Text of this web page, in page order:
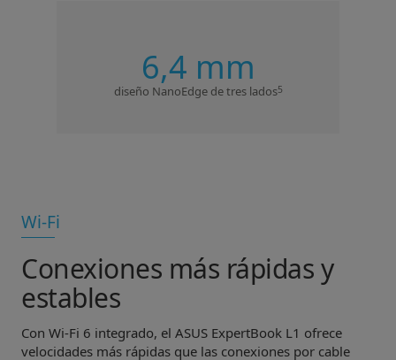
6,4 mm
diseño NanoEdge de tres lados5
Wi-Fi
Conexiones más rápidas y
estables
Con Wi-Fi 6 integrado, el ASUS ExpertBook L1 ofrece
velocidades más rápidas que las conexiones por cable